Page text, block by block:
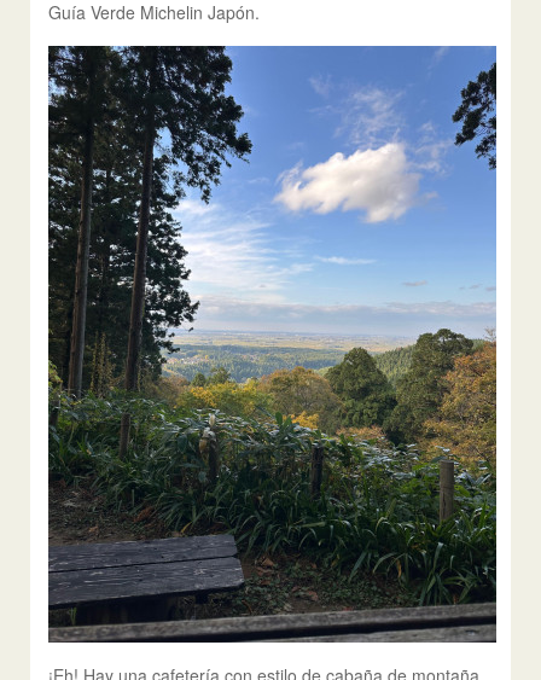
Guía Verde Michelin Japón.